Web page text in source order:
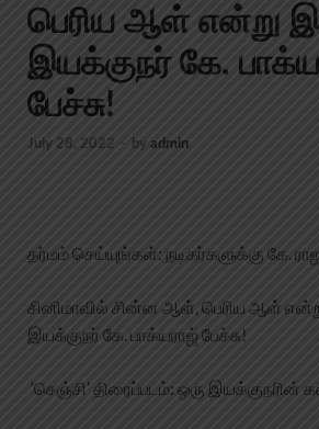
பெரிய ஆள் என்று
இயக்குநர் கே.
பேச்சு!
July 28, 2022 - by admin
தர்மம் செய்யுங்கள்: நடிகர்களுக்கு கே.
சினிமாவில் சின்ன ஆள், பெரிய ஆள்
இயக்குநர் கே. பாக்யராஜ் பேச்சு!
‘செஞ்சி’ திரைப்படம்: ஒரு